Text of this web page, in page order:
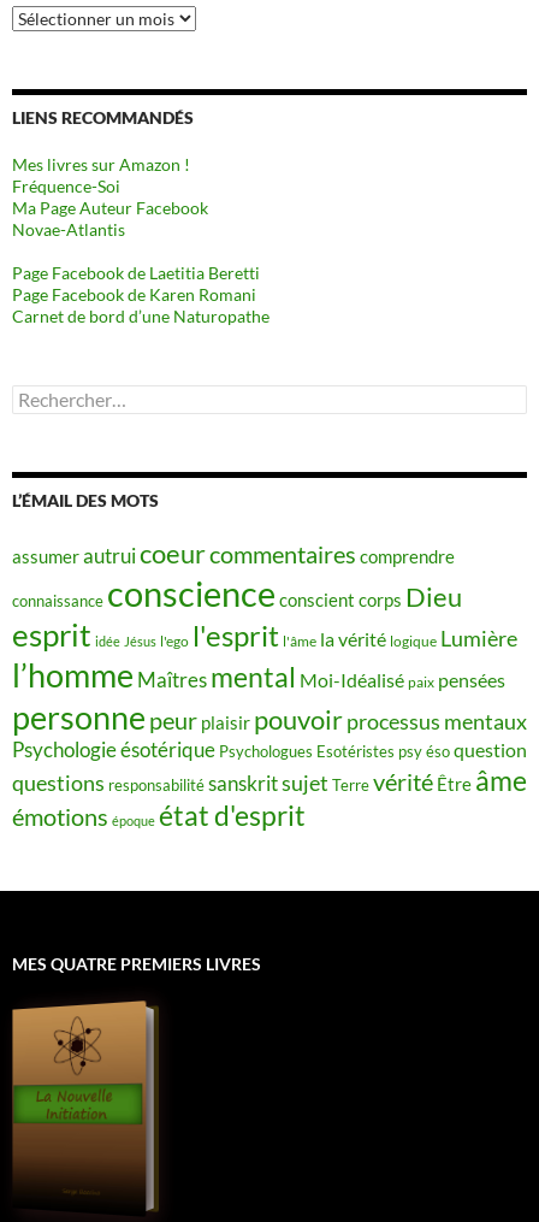
Archives
LIENS RECOMMANDÉS
Mes livres sur Amazon !
Fréquence-Soi
Ma Page Auteur Facebook
Novae-Atlantis
Page Facebook de Laetitia Beretti
Page Facebook de Karen Romani
Carnet de bord d’une Naturopathe
Rechercher :
L’ÉMAIL DES MOTS
assumerautruicoeurcommentaires comprendre
connaissance conscience conscient corps Dieu
esprit idée Jésus l'ego l'esprit l'âme la vérité logique Lumière
l’homme Maîtres mental Moi-Idéalisé paix pensées
personne peur plaisir pouvoirprocessus mentaux
Psychologie ésotérique Psychologues Esotéristes psy ésoquestion
questions responsabilitésanskritsujet Terrevérité Être âme
émotions époque état d'esprit
MES QUATRE PREMIERS LIVRES